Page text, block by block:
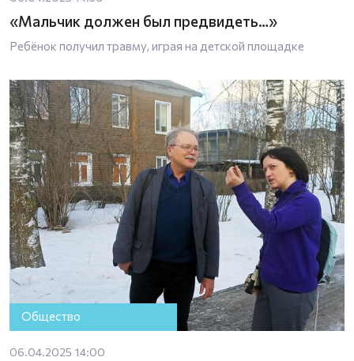
«Мальчик должен был предвидеть…»
Ребёнок получил травму, играя на детской площадке
Общество
06.04.2025 14:00